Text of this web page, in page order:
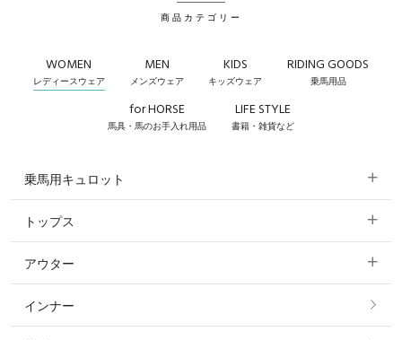
商品カテゴリー
WOMEN
レディースウェア
MEN
メンズウェア
KIDS
キッズウェア
RIDING GOODS
乗馬用品
for HORSE
馬具・馬のお手入れ用品
LIFE STYLE
書籍・雑貨など
乗馬用キュロット
すべてのキュロット
フルグリップ・尻革 キュロット
ニーグリップ・膝革 キュロット
トップス
すべてのトップス
ポロシャツ
アウター
すべてのアウター
インナー